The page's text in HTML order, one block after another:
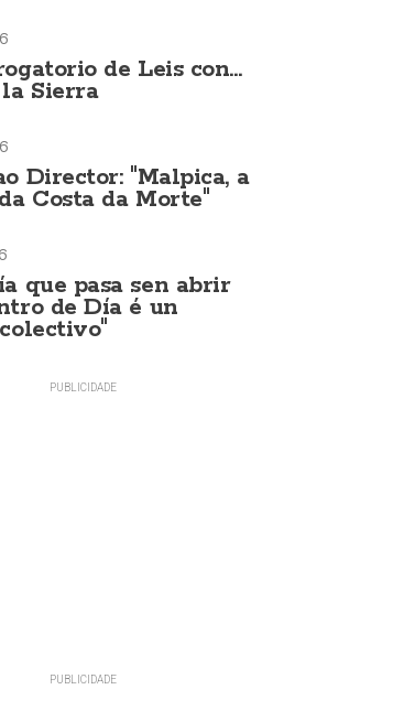
de Leis con...
la Sierra
Director: "Malpica, a
Costa da Morte"
que pasa sen abrir
de Día é un